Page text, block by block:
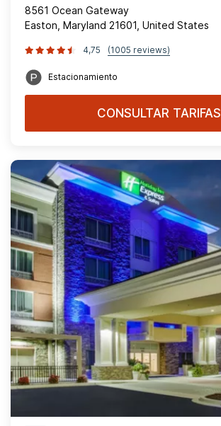
8561 Ocean Gateway
Easton, Maryland 21601, United States
4,75 (1005 reviews)
Estacionamiento
CONSULTAR TARIFAS